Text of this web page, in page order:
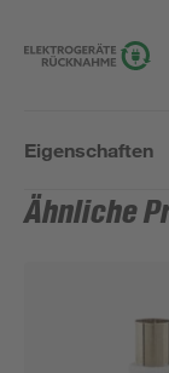
Eigenschaften
Ähnliche